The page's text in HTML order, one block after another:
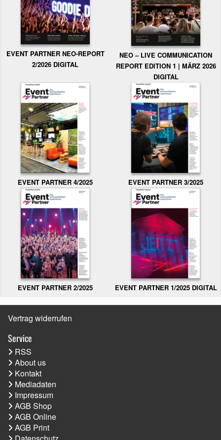
EVENT PARTNER NEO-REPORT
2/2026 DIGITAL
NEO – LIVE COMMUNICATION
REPORT EDITION 1 | MÄRZ 2026
DIGITAL
EVENT PARTNER 4/2025 EVENT PARTNER 3/2025
EVENT PARTNER 2/2025 EVENT PARTNER 1/2025 DIGITAL
Vertrag widerrufen
Service
RSS
About us
Kontakt
Mediadaten
Impressum
AGB Shop
AGB Online
AGB Print